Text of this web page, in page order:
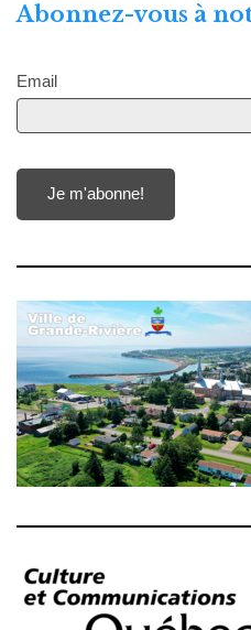
Abonnez-vous à
Email
Je m'abonne!